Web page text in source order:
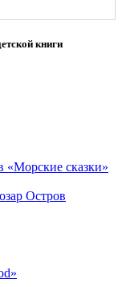
книги
«Морские сказки»
Остров